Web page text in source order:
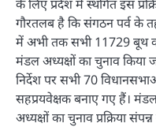
के लिए प्रदेश में स्थगित इस
गौरतलब है कि संगठन पर्व के
में अभी तक सभी 11729 बूथ
मंडल अध्यक्षों का चुनाव किया
निर्देश पर सभी 70
सहप्रयवेक्षक बनाए गए हैं।
अध्यक्षों का चुनाव प्रक्रिया